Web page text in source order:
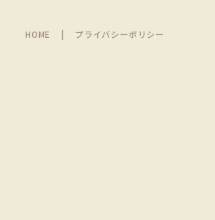
HOME プライバシーポリシー